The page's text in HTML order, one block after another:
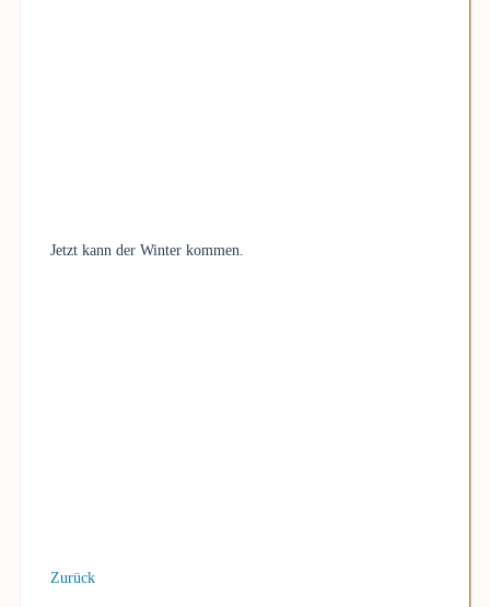
Jetzt kann der Winter kommen.
Zurück